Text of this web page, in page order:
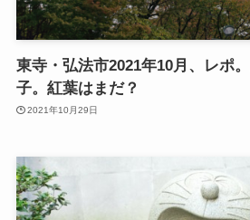
東寺・弘法市2021年10月、レポ
子。紅葉はまだ？
2021年10月29日